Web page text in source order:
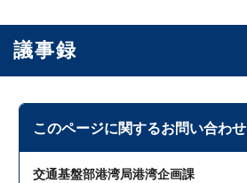
議事録
このページに関するお問い合わせ
交通基盤部港湾局港湾企画課